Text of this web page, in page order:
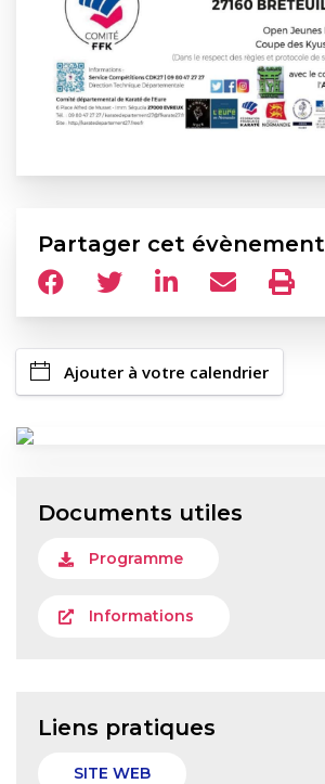
Partager cet évènement
Ajouter à votre calendrier
Documents utiles
Programme
Informations
Liens pratiques
SITE WEB